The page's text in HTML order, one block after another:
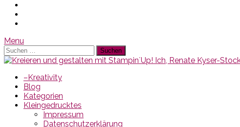
Menu
Suchen
nach:
–Kreativity
Blog
Kategorien
Kleingedrucktes
Impressum
Datenschutzerklärung